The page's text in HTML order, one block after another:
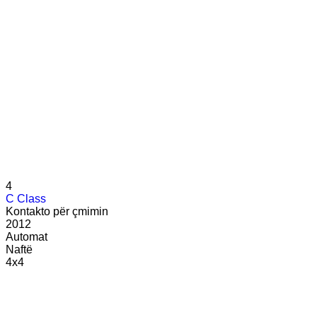
4
C Class
Kontakto për çmimin
2012
Automat
Naftë
4x4